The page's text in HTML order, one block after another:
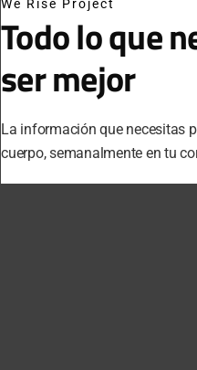
We Rise Project
Todo lo que
ser mejor
La información que necesitas
cuerpo, semanalmente en tu